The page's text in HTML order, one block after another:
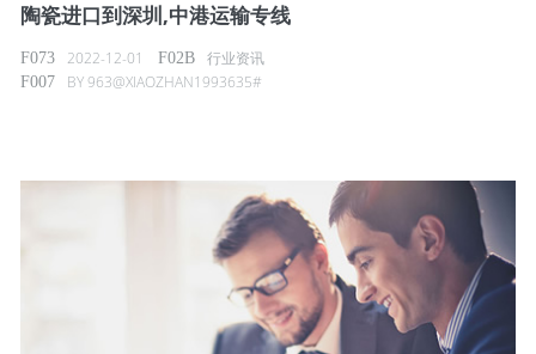
陶瓷进口到深圳,中港运输专线
2022-12-01
行业资讯
BY963@XIAOZHAN1993635#